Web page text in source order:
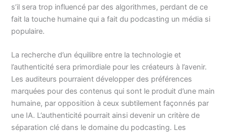
s’il sera trop influencé par des algorithmes, perdant de ce
fait la touche humaine qui a fait du podcasting un média si
populaire.
La recherche d’un équilibre entre la technologie et
l’authenticité sera primordiale pour les créateurs à l’avenir.
Les auditeurs pourraient développer des préférences
marquées pour des contenus qui sont le produit d’une main
humaine, par opposition à ceux subtilement façonnés par
une IA. L’authenticité pourrait ainsi devenir un critère de
séparation clé dans le domaine du podcasting. Les